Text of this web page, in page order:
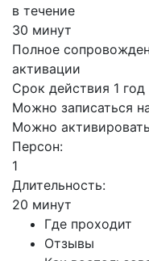
в течение
30 минут
Полное
активации
Срок действия 1 год
Можно записаться
Можно
Персон:
1
Длительность:
20 минут
Где проходит
Отзывы